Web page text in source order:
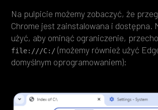
Na pulpicie możemy zobaczyć, że
Chrome jest zainstalowana i dostępna.
użyć, aby ominąć ograniczenie,
file:///C:/ (możemy również użyć
domyślnym oprogramowaniem):